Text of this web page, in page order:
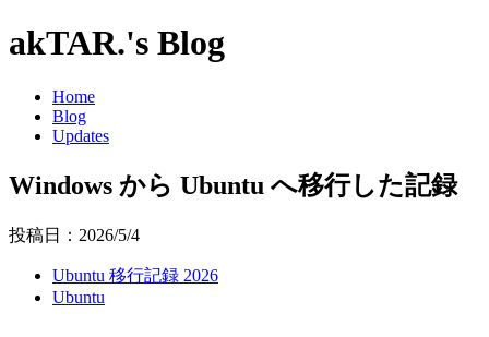
akTAR.'s Blog
Home
Blog
Updates
Windows から Ubuntu へ移行した記録
投稿日：2026/5/4
Ubuntu 移行記録 2026
Ubuntu